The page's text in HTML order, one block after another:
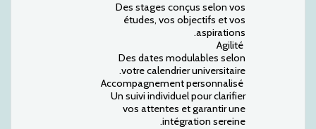
Des stages conçus selon vos
études, vos objectifs et vos
aspirations.
Agilité
Des dates modulables selon
votre calendrier universitaire.
Accompagnement personnalisé
Un suivi individuel pour clarifier
vos attentes et garantir une
intégration sereine.